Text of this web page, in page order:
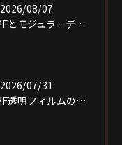
2026/08/07
PPFとモジュラーデザイン施工を大阪府大阪市旭区で選ぶ際の比較ポイントと最適なプラン選び完全ガイド
2026/07/31
PPF透明フィルムの特徴と費用相場を短時間で理解し愛車を守る選び方ガイド